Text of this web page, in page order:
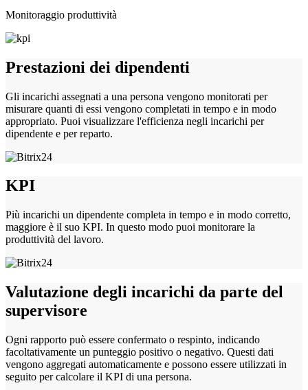
Monitoraggio produttività
Prestazioni dei dipendenti
Gli incarichi assegnati a una persona vengono monitorati per
misurare quanti di essi vengono completati in tempo e in modo
appropriato. Puoi visualizzare l'efficienza negli incarichi per
dipendente e per reparto.
KPI
Più incarichi un dipendente completa in tempo e in modo corretto,
maggiore è il suo KPI. In questo modo puoi monitorare la
produttività del lavoro.
Valutazione degli incarichi da parte del
supervisore
Ogni rapporto può essere confermato o respinto, indicando
facoltativamente un punteggio positivo o negativo. Questi dati
vengono aggregati automaticamente e possono essere utilizzati in
seguito per calcolare il KPI di una persona.